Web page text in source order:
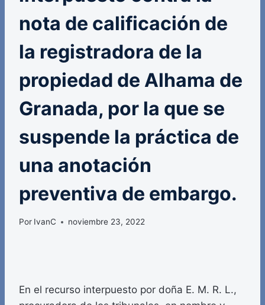
nota de calificación de
la registradora de la
propiedad de Alhama de
Granada, por la que se
suspende la práctica de
una anotación
preventiva de embargo.
Por IvanC noviembre 23, 2022
En el recurso interpuesto por doña E. M. R. L.,